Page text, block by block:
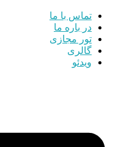
تماس با ما
در باره ما
تور مجازی
گالری
ویدئو